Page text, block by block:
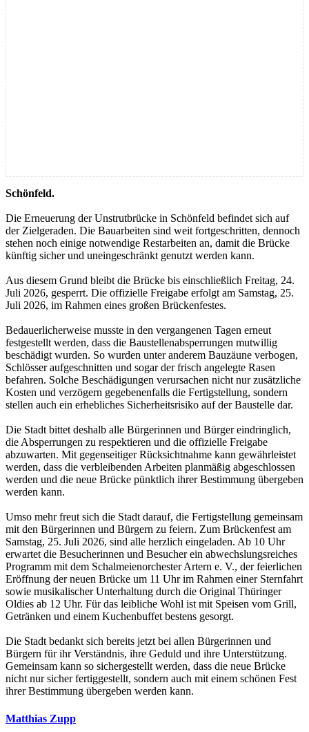
Schönfeld.
Die Erneuerung der Unstrutbrücke in Schönfeld befindet sich auf
der Zielgeraden. Die Bauarbeiten sind weit fortgeschritten, dennoch
stehen noch einige notwendige Restarbeiten an, damit die Brücke
künftig sicher und uneingeschränkt genutzt werden kann.
Aus diesem Grund bleibt die Brücke bis einschließlich Freitag, 24.
Juli 2026, gesperrt. Die offizielle Freigabe erfolgt am Samstag, 25.
Juli 2026, im Rahmen eines großen Brückenfestes.
Bedauerlicherweise musste in den vergangenen Tagen erneut
festgestellt werden, dass die Baustellenabsperrungen mutwillig
beschädigt wurden. So wurden unter anderem Bauzäune verbogen,
Schlösser aufgeschnitten und sogar der frisch angelegte Rasen
befahren. Solche Beschädigungen verursachen nicht nur zusätzliche
Kosten und verzögern gegebenenfalls die Fertigstellung, sondern
stellen auch ein erhebliches Sicherheitsrisiko auf der Baustelle dar.
Die Stadt bittet deshalb alle Bürgerinnen und Bürger eindringlich,
die Absperrungen zu respektieren und die offizielle Freigabe
abzuwarten. Mit gegenseitiger Rücksichtnahme kann gewährleistet
werden, dass die verbleibenden Arbeiten planmäßig abgeschlossen
werden und die neue Brücke pünktlich ihrer Bestimmung übergeben
werden kann.
Umso mehr freut sich die Stadt darauf, die Fertigstellung gemeinsam
mit den Bürgerinnen und Bürgern zu feiern. Zum Brückenfest am
Samstag, 25. Juli 2026, sind alle herzlich eingeladen. Ab 10 Uhr
erwartet die Besucherinnen und Besucher ein abwechslungsreiches
Programm mit dem Schalmeienorchester Artern e. V., der feierlichen
Eröffnung der neuen Brücke um 11 Uhr im Rahmen einer Sternfahrt
sowie musikalischer Unterhaltung durch die Original Thüringer
Oldies ab 12 Uhr. Für das leibliche Wohl ist mit Speisen vom Grill,
Getränken und einem Kuchenbuffet bestens gesorgt.
Die Stadt bedankt sich bereits jetzt bei allen Bürgerinnen und
Bürgern für ihr Verständnis, ihre Geduld und ihre Unterstützung.
Gemeinsam kann so sichergestellt werden, dass die neue Brücke
nicht nur sicher fertiggestellt, sondern auch mit einem schönen Fest
ihrer Bestimmung übergeben werden kann.
Matthias Zupp